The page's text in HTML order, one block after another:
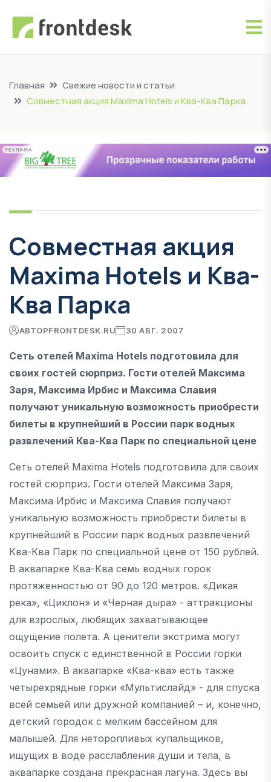
Главная
Свежие новости и статьи
Совместная акция Maxima Hotels и Ква-Ква Парка
РЕКЛАМА
Совместная акция
Maxima Hotels и Ква-
Ква Парка
АВТОРFRONTDESK.RU 30 АВГ. 2007
Сеть отелей Maxima Hotels подготовила для
своих гостей сюрприз. Гости отелей Максима
Заря, Максима Ирбис и Максима Славия
получают уникальную возможность приобрести
билеты в крупнейший в России парк водных
развлечений Ква-Ква Парк по специальной цене
Сеть отелей Maxima Hotels подготовила для своих
гостей сюрприз. Гости отелей Максима Заря,
Максима Ирбис и Максима Славия получают
уникальную возможность приобрести билеты в
крупнейший в России парк водных развлечений
Ква-Ква Парк по специальной цене от 150 рублей.
В аквапарке Ква-Ква семь водных горок
протяженностью от 90 до 120 метров. «Дикая
река», «Циклон» и «Черная дыра» - аттракционы
для взрослых, любящих захватывающее
ощущение полета. А ценители экстрима могут
освоить спуск с единственной в России горки
«Цунами». В аквапарке «Ква-ква» есть также
четырехрядные горки «Мультислайд» - для спуска
всей семьей или дружной компанией – и, конечно,
детский городок с мелким бассейном для
малышей. Для неторопливых купальщиков,
ищущих в воде расслабления души и тела, в
аквапарке создана прекрасная лагуна. Здесь вы